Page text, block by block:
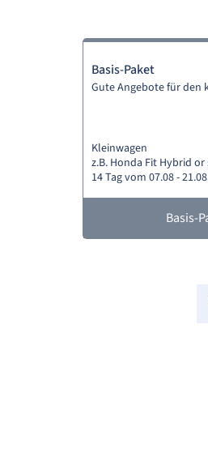
Basis-Paket
Gute Angebote für den
Kleinwagen
z.B. Honda Fit Hybrid
14 Tag vom 07.08 -
Basis-